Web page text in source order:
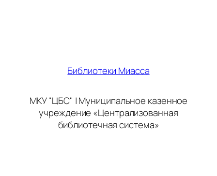
Библиотеки Миасса
МКУ "ЦБС" | Муниципальное казенное
учреждение «Централизованная
библиотечная система»